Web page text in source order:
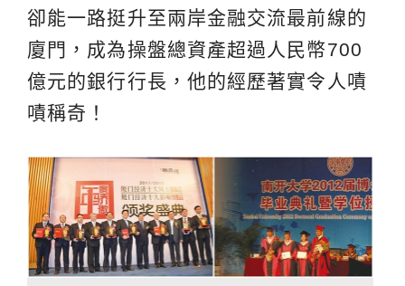
卻能一路挺升至兩岸金融交流最前線的
廈門，成為操盤總資產超過人民幣700
億元的銀行行長，他的經歷著實令人嘖
嘖稱奇！